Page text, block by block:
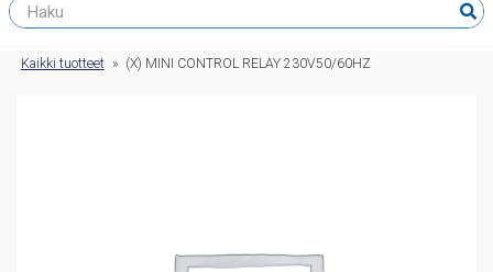
Kaikki tuotteet » (X) MINI CONTROL RELAY 230V50/60HZ